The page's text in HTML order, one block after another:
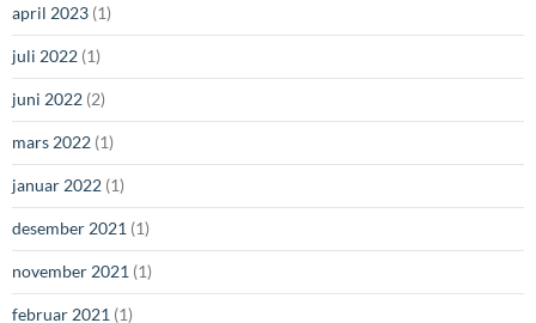
april 2023 (1)
juli 2022 (1)
juni 2022 (2)
mars 2022 (1)
januar 2022 (1)
desember 2021 (1)
november 2021 (1)
februar 2021 (1)